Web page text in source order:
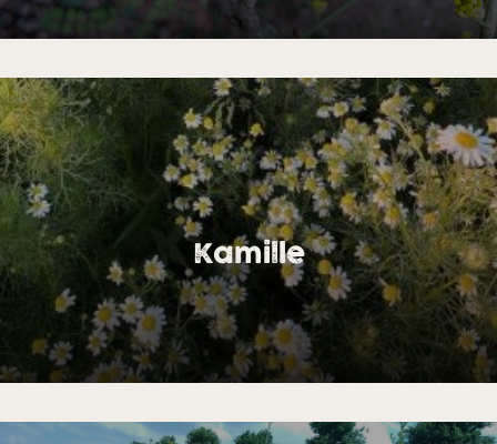
Kamille